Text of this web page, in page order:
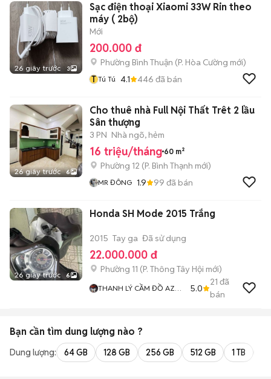
26 giây trước 3
Sạc điện thoại Xiaomi 33W Rin theo
máy ( 2bộ)
Mới
200.000 đ
Phường Bình Thuận (P. Hòa Cường mới)
T Tú Tú 4.1 446 đã bán
26 giây trước 6
Cho thuê nhà Full Nội Thất Trêt 2 lầu
Sân thượng
3 PN Nhà ngõ, hẻm
16 triệu/tháng 60 m²
Phường 12 (P. Bình Thạnh mới)
MR ĐÔNG 1.9 99 đã bán
26 giây trước 6
Honda SH Mode 2015 Trắng
2015 Tay ga Đã sử dụng
22.000.000 đ
Phường 11 (P. Thông Tây Hội mới)
THANH LÝ CẦM ĐỒ AZ
5.0
21 đã
bán
Bạn cần tìm dung lượng nào ?
Dung lượng: 64 GB 128 GB 256 GB 512 GB 1 TB